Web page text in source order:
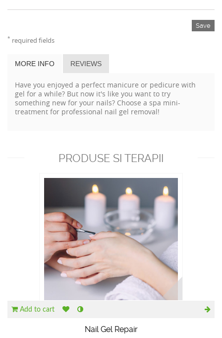
Save
* required fields
MORE INFO REVIEWS
Have you enjoyed a perfect manicure or pedicure with
gel for a while? But now it's like you want to try
something new for your nails? Choose a spa mini-
treatment for professional nail gel removal!
PRODUSE SI TERAPII
RECOMANDATE
Add to cart
Nail Gel Repair